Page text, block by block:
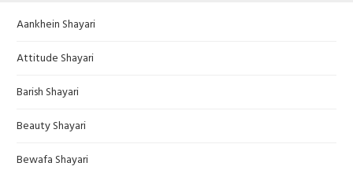
Aankhein Shayari
Attitude Shayari
Barish Shayari
Beauty Shayari
Bewafa Shayari